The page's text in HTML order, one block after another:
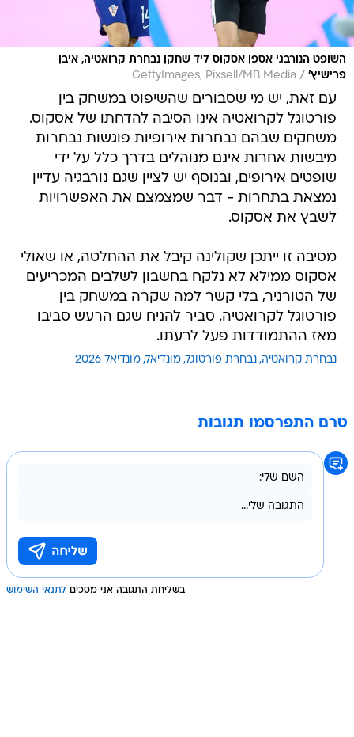
השופט הנורבגי אספן אסקוס ליד שחקן נבחרת קרואטיה, איבן
פרישיץ' /
GettyImages, Pixsell/MB Media
עם זאת, יש מי שסבורים שהשיפוט במשחק בין
פורטוגל לקרואטיה אינו הסיבה להדחתו של אסקוס.
משחקים שבהם נבחרות אירופיות פוגשות נבחרות
מיבשות אחרות אינם מנוהלים בדרך כלל על ידי
שופטים אירופים, ובנוסף יש לציין שגם נורבגיה עדיין
נמצאת בתחרות - דבר שמצמצם את האפשרויות
לשבץ את אסקוס.
מסיבה זו ייתכן שקולינה קיבל את ההחלטה, או שאולי
אסקוס ממילא לא נלקח בחשבון לשלבים המכריעים
של הטורניר, בלי קשר למה שקרה במשחק בין
פורטוגל לקרואטיה. סביר להניח שגם הרעש סביבו
מאז ההתמודדות פעל לרעתו.
נבחרת קרואטיה נבחרת פורטוגל מונדיאל מונדיאל 2026
טרם התפרסמו תגובות
בשליחת התגובה אני מסכים לתנאי השימוש